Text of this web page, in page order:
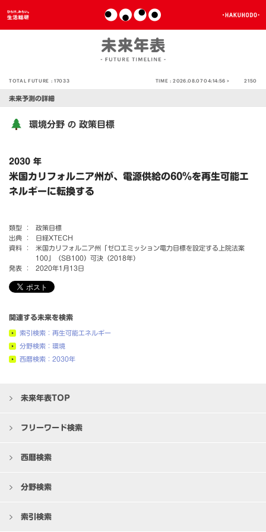
TOTAL FUTURE :17033 TIME :2026.08.07 04:14:56 > 2150
未来予測の詳細
環境分野 の 政策目標
2030 年
米国カリフォルニア州が、電源供給の60％を再生可能エ
ネルギーに転換する
類型 ：
政策目標
出典 ：
日経XTECH
資料 ：
米国カリフォルニア州「ゼロエミッション電力目標を設定する上院法案
100」（SB100）可決（2018年）
発表 ：
2020年1月13日
関連する未来を検索
索引検索：再生可能エネルギー
分野検索：環境
西暦検索：2030年
未来年表TOP
フリーワード検索
西暦検索
分野検索
索引検索